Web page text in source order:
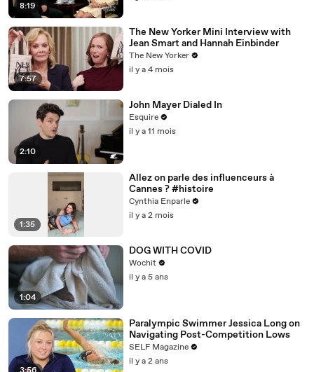
8:19
7:57
The New Yorker Mini Interview with
Jean Smart and Hannah Einbinder
The New Yorker
il y a 4 mois
2:10
John Mayer Dialed In
Esquire
il y a 11 mois
1:35
Allez on parle des influenceurs à
Cannes ? #histoire
Cynthia Enparle
il y a 2 mois
1:04
DOG WITH COVID
Wochit
il y a 5 ans
Paralympic Swimmer Jessica Long on
Navigating Post-Competition Lows
SELF Magazine
il y a 2 ans